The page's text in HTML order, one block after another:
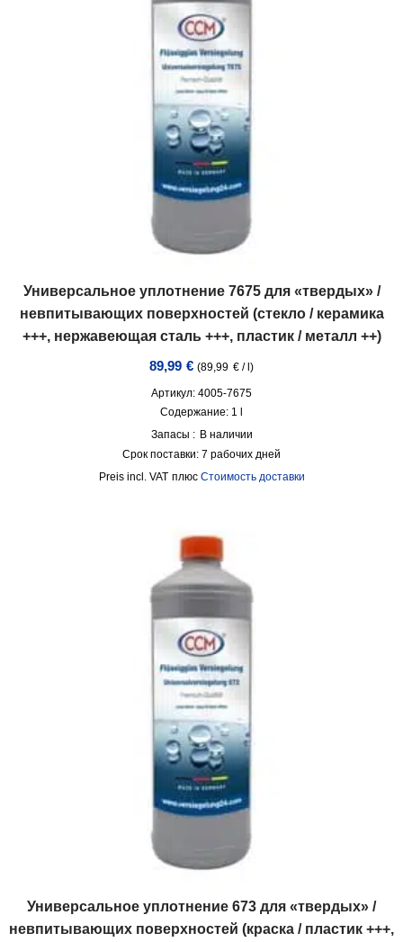
Универсальное уплотнение 7675 для «твердых» /
невпитывающих поверхностей (стекло / керамика
+++, нержавеющая сталь +++, пластик / металл ++)
89,99 € (89,99 € / )
Артикул: 4005-7675
Содержание: 1 l
Запасы : В наличии
Срок поставки: 7 рабочих дней
incl. VAT плюс Стоимость доставки
Универсальное уплотнение 673 для «твердых» /
невпитывающих поверхностей (краска / пластик +++,